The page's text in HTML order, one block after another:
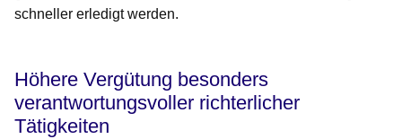
schneller erledigt werden.
Höhere Vergütung besonders
verantwortungsvoller richterlicher
Tätigkeiten